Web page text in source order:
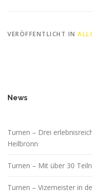
VERÖFFENTLICHT IN
News
Turnen – Drei
Heilbronn
Turnen – Mit über 30
Turnen – Vizemeister in